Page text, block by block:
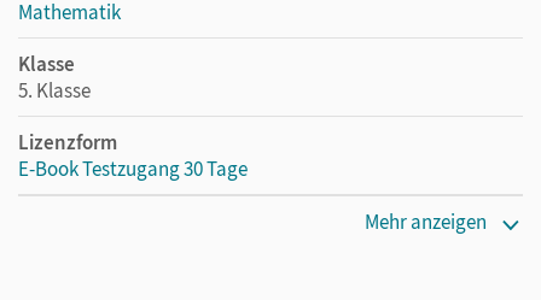
Mathematik
Klasse
5. Klasse
Lizenzform
E-Book Testzugang 30 Tage
Mehr anzeigen